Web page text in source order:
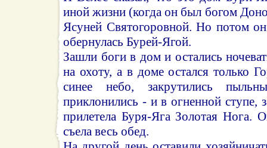
иной жизни (когда он был богом
Ясуней Святогоровной. Но потом
обернулась Бурей-Ягой.
Зашли боги в дом и остались
на охоту, а в доме остался только
синее небо, закрутились
приклонились - и в огненной ступе,
прилетела Буря-Яга Золотая Нога.
съела весь обед.